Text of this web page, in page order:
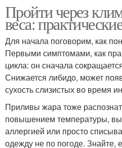
Пройти через
веса:
Для начала поговорим, как
Первыми симптомами, как
цикла: он сначала
Снижается либидо, может
сухость слизистых во время
Приливы жара тоже
повышением температуры,
аллергией или просто
одежду не по погоде. Знайте,